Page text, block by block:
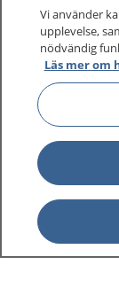
1177 ger dig
1177 på flera
Om 1177
Kontakt
Vi använder
upplevelse,
nödvändig
Läs mer om